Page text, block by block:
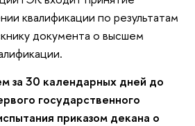
квалификации по результатам
документа о высшем
за 30 календарных дней до
государственного
приказом декана о